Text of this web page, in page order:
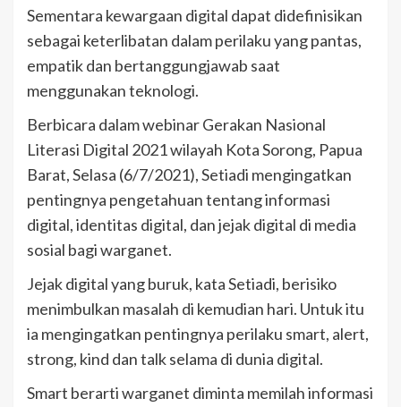
Sementara kewargaan digital dapat didefinisikan
sebagai keterlibatan dalam perilaku yang pantas,
empatik dan bertanggungjawab saat
menggunakan teknologi.
Berbicara dalam webinar Gerakan Nasional
Literasi Digital 2021 wilayah Kota Sorong, Papua
Barat, Selasa (6/7/2021), Setiadi mengingatkan
pentingnya pengetahuan tentang informasi
digital, identitas digital, dan jejak digital di media
sosial bagi warganet.
Jejak digital yang buruk, kata Setiadi, berisiko
menimbulkan masalah di kemudian hari. Untuk itu
ia mengingatkan pentingnya perilaku smart, alert,
strong, kind dan talk selama di dunia digital.
Smart berarti warganet diminta memilah informasi